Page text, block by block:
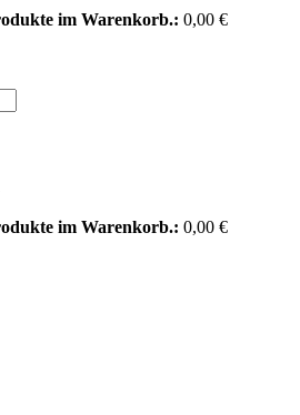
im Warenkorb.: 0,00 €
im Warenkorb.: 0,00 €